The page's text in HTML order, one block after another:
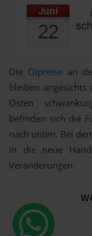
Die Ölpreise an
bleiben
Osten
befinden sich die
nach unten. Bei den
in die neue
Veränderungen.